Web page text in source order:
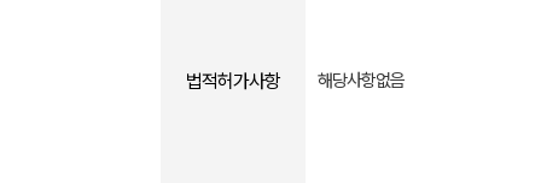
법적허가사항 해당사항없음